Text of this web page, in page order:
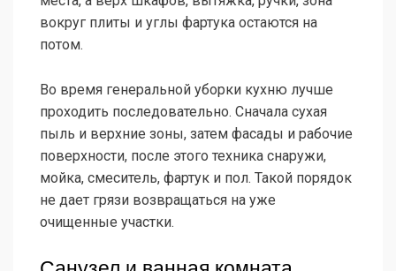
вокруг плиты и углы фартука остаются на
потом.
Во время генеральной уборки кухню лучше
проходить последовательно. Сначала сухая
пыль и верхние зоны, затем фасады и рабочие
поверхности, после этого техника снаружи,
мойка, смеситель, фартук и пол. Такой порядок
не дает грязи возвращаться на уже
очищенные участки.